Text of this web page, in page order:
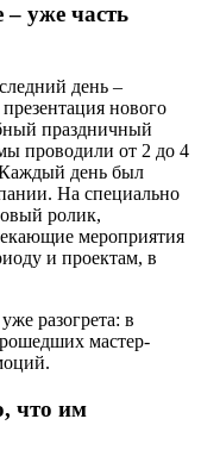
– уже часть
день –
нового
праздничный
проводили от 2 до 4
день был
На специально
ролик,
мероприятия
и проектам, в
разогрета: в
мастер-
что им